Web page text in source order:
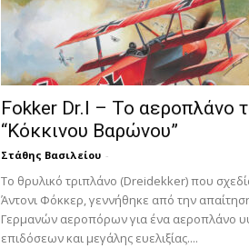
Fokker Dr.I – To αεροπλάνο
“Κόκκινου Βαρώνου”
Στάθης Βασιλείου -
Tο θρυλικό τριπλάνο (Dreidekker) που
Άντονι Φόκκερ, γεννήθηκε από την
Γερμανών αεροπόρων για ένα αεροπλάνο
επιδόσεων και μεγάλης ευελιξίας....